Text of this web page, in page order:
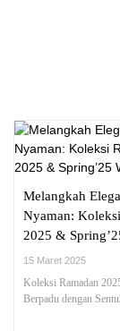
Melangkah
Nyaman:
2025 &
Wildflowers
15 Maret 2025
Koleksi Ramadan
Berpadu dengan